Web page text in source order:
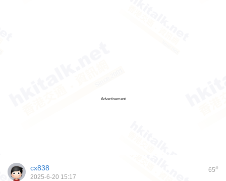
Advertisement
65#
cx838
2025-6-20 15:17